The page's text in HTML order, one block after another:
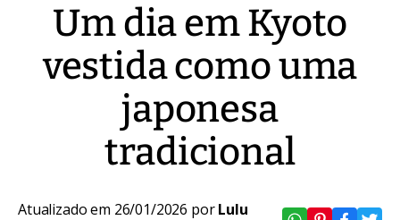
Um dia em Kyoto
vestida como uma
japonesa
tradicional
Atualizado em 26/01/2026 porLulu